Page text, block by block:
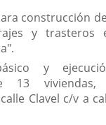
construcción
y trasteros
y
13
Clavel c/v a